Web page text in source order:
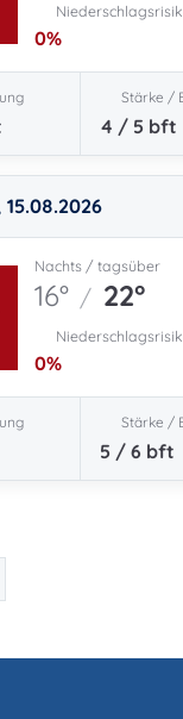
0%
Stärke /
4 / 5 bft
Nachts / tagsüber
16° / 22°
0%
Stärke /
5 / 6 bft